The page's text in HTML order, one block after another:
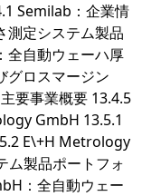
Semilab：企業情
測定システム製品
全自動ウェーハ厚
グロスマージン
要事業概要 13.4.5
GmbH 13.5.1
E\+H Metrology
ム製品ポートフォ
：全自動ウェー